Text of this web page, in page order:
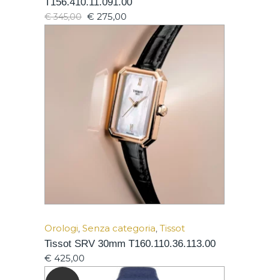
€345,00 € 275,00
Orologi, Senza categoria, Tissot
Tissot SRV 30mm T160.110.36.113.00
€ 425,00